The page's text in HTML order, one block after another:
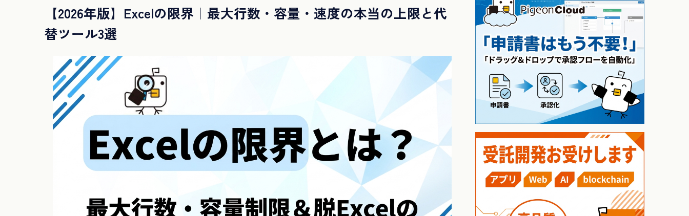
【2026年版】Excelの限界｜最大行数・容量・速度の本当の上限と代
替ツール3選